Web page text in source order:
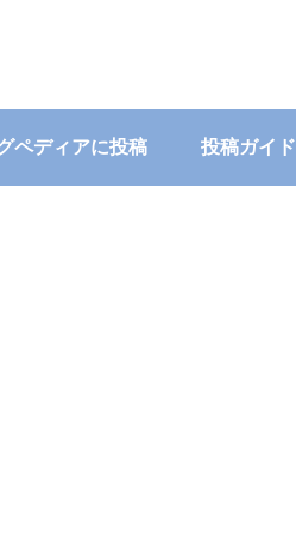
ペディアに投稿 投稿ガイド